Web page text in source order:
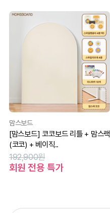
맘스보드
[맘스보드] 코코보드 리틀 + 맘스랙
(코코) + 베이직..
192,900원
회원 전용 특가